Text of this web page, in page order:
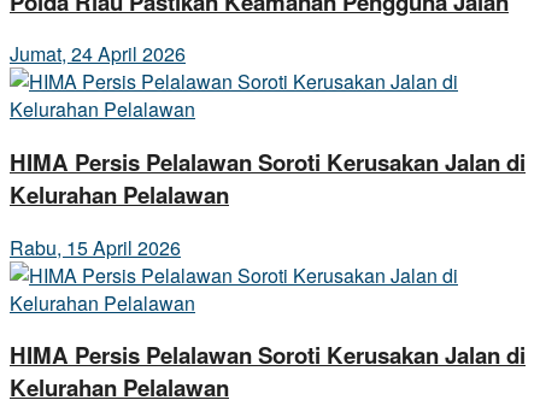
Jumat, 24 April 2026
HIMA Persis Pelalawan Soroti Kerusakan Jalan di
Kelurahan Pelalawan
Rabu, 15 April 2026
HIMA Persis Pelalawan Soroti Kerusakan Jalan di
Kelurahan Pelalawan